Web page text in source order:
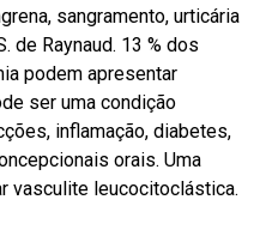
sangramento, urticária
de Raynaud. 13 % dos
podem apresentar
ser uma condição
inflamação, diabetes,
orais. Uma
vasculite leucocitoclástica.